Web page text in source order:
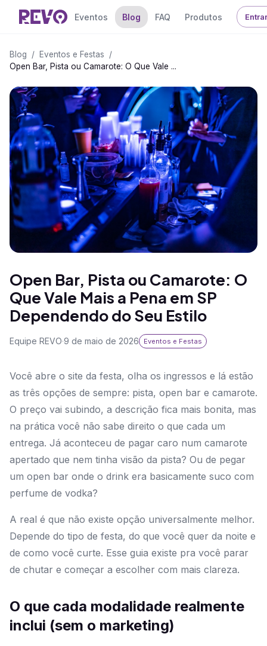
Eventos Blog FAQ Produtos
Blog / Eventos e Festas
/
Open Bar, Pista ou Camarote: O Que Vale ...
Open Bar, Pista ou Camarote: O
Que Vale Mais a Pena em SP
Dependendo do Seu Estilo
Equipe REVO·9 de maio de 2026 Eventos e Festas
Você abre o site da festa, olha os ingressos e lá estão
as três opções de sempre: pista, open bar e camarote.
O preço vai subindo, a descrição fica mais bonita, mas
na prática você não sabe direito o que cada um
entrega. Já aconteceu de pagar caro num camarote
apertado que nem tinha visão da pista? Ou de pegar
um open bar onde o drink era basicamente suco com
perfume de vodka?
A real é que não existe opção universalmente melhor.
Depende do tipo de festa, do que você quer da noite e
de como você curte. Esse guia existe pra você parar
de chutar e começar a escolher com mais clareza.
O que cada modalidade realmente
inclui (sem o marketing)